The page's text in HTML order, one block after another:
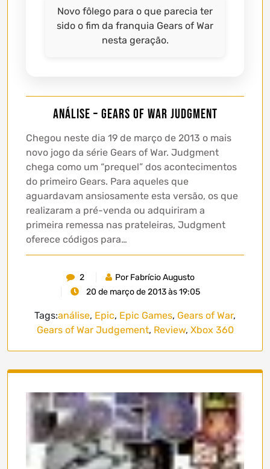
Novo fôlego para o que parecia ter
sido o fim da franquia Gears of War
nesta geração.
Análise – Gears of War Judgment
Chegou neste dia 19 de março de 2013 o mais
novo jogo da série Gears of War. Judgment
chega como um “prequel” dos acontecimentos
do primeiro Gears. Para aqueles que
aguardavam ansiosamente esta versão, os que
realizaram a pré-venda ou adquiriram a
primeira remessa nas prateleiras, Judgment
oferece códigos para…
2
Por Fabrício Augusto
20 de março de 2013 às 19:05
Tags:análise, Epic, Epic Games, Gears of War,
Gears of War Judgement, Review, Xbox 360